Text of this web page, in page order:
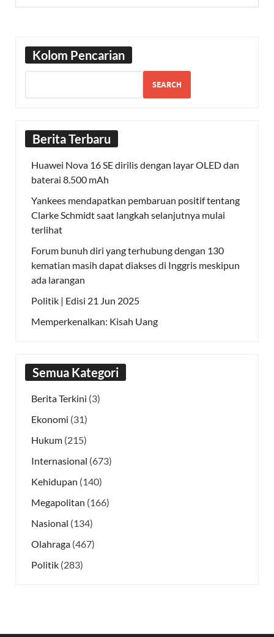
Kolom Pencarian
SEARCH
Berita Terbaru
Huawei Nova 16 SE dirilis dengan layar OLED dan
baterai 8.500 mAh
Yankees mendapatkan pembaruan positif tentang
Clarke Schmidt saat langkah selanjutnya mulai
terlihat
Forum bunuh diri yang terhubung dengan 130
kematian masih dapat diakses di Inggris meskipun
ada larangan
Politik | Edisi 21 Jun 2025
Memperkenalkan: Kisah Uang
Semua Kategori
Berita Terkini (3)
Ekonomi (31)
Hukum (215)
Internasional (673)
Kehidupan (140)
Megapolitan (166)
Nasional (134)
Olahraga (467)
Politik (283)